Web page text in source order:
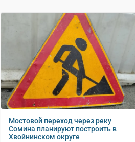
Мостовой переход через реку
Сомина планируют построить в
Хвойнинском округе